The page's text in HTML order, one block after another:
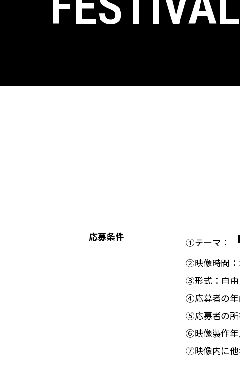
応募条件 ①テーマ：
②映像時間：
③形式：自由
④応募者の年
⑤応募者の所
⑥映像製作年
⑦映像内に他